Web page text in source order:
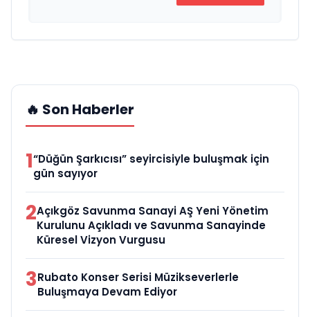
🔥 Son Haberler
1“Düğün Şarkıcısı” seyircisiyle buluşmak için
gün sayıyor
2Açıkgöz Savunma Sanayi AŞ Yeni Yönetim
Kurulunu Açıkladı ve Savunma Sanayinde
Küresel Vizyon Vurgusu
3Rubato Konser Serisi Müzikseverlerle
Buluşmaya Devam Ediyor